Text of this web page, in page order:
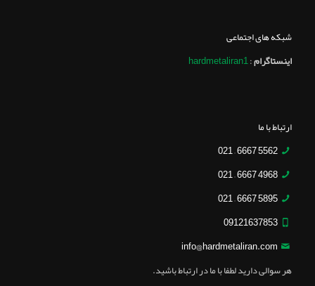
شبکه های اجتماعی
اینستاگرام:
hardmetaliran1
ارتباط با ما
5562 6667 – 021
4968 6667 – 021
5895 6667 – 021
09121637853
info@hardmetaliran.com
هر سوالی دارید لطفا با ما در ارتباط باشید.